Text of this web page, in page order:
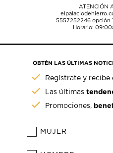
ATENCIÓN
5557252246opción
Horario:
OBTÉN LAS ÚLTIMAS
Regístrate y recibe
Las últimas
Promociones,
MUJER